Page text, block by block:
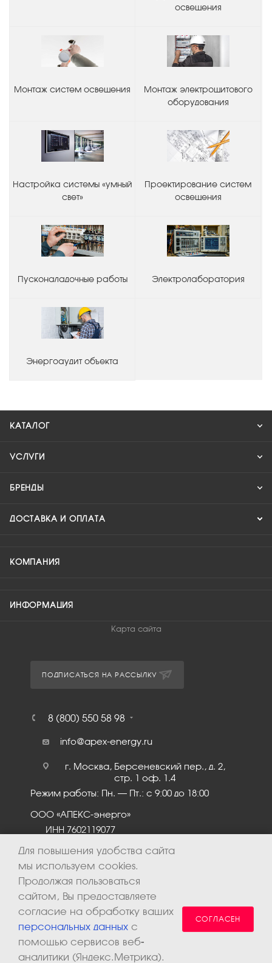
освещения
Монтаж систем освещения
Монтаж электрощитового
оборудования
Настройка системы «умный
свет»
Проектирование систем
освещения
Пусконаладочные работы Электролаборатория
Энергоаудит объекта
КАТАЛОГ
УСЛУГИ
БРЕНДЫ
ДОСТАВКА И ОПЛАТА
КОМПАНИЯ
ИНФОРМАЦИЯ
Карта сайта
ПОДПИСАТЬСЯ НА РАССЫЛКУ
8 (800) 550 58 98
info@apex-energy.ru
г. Москва, Берсеневский пер., д. 2,
стр. 1 оф. 1.4
Режим работы: Пн. – Пт.: с 9:00 до 18:00
ООО «АПЕКС-энерго»
ИНН 7602119077
Для повышения удобства сайта
мы используем cookies.
Продолжая пользоваться
сайтом, Вы предоставляете
согласие на обработку ваших
персональных данных с
помощью сервисов веб-
аналитики (Яндекс.Метрика).
СОГЛАСЕН